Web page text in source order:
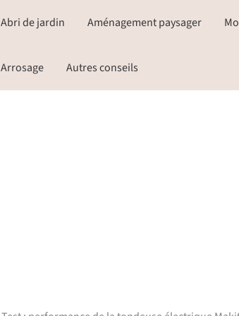
Abri de jardin Aménagement paysager
Arrosage Autres conseils